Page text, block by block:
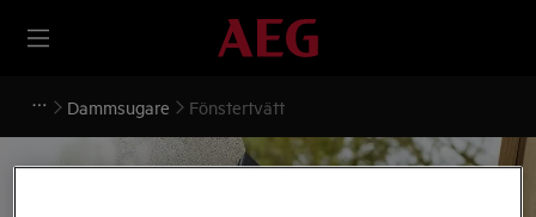
Dammsugare Fönstertvätt